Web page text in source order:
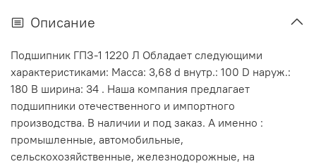
Описание
Подшипник ГПЗ-1 1220 Л Обладает следующими
характеристиками: Масса: 3,68 d внутр.: 100 D наруж.:
180 В ширина: 34 . Наша компания предлагает
подшипники отечественного и импортного
производства. В наличии и под заказ. А именно :
промышленные, автомобильные,
сельскохозяйственные, железнодорожные, на